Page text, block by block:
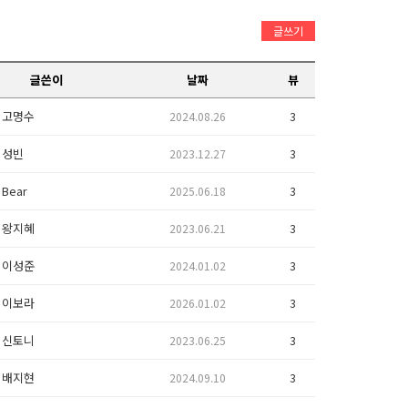
글쓰기
글쓴이 날짜 뷰
고명수 2024.08.26 3
성빈 2023.12.27 3
Bear 2025.06.18 3
왕지혜 2023.06.21 3
이성준 2024.01.02 3
이보라 2026.01.02 3
신토니 2023.06.25 3
배지현 2024.09.10 3